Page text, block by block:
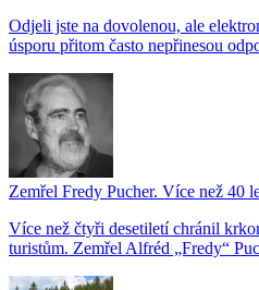
Odjeli jste na dovolenou, ale
úsporu přitom často nepřinesou
Zemřel Fredy Pucher. Více než 40
Více než čtyři desetiletí chránil
turistům. Zemřel Alfréd „Fredy“